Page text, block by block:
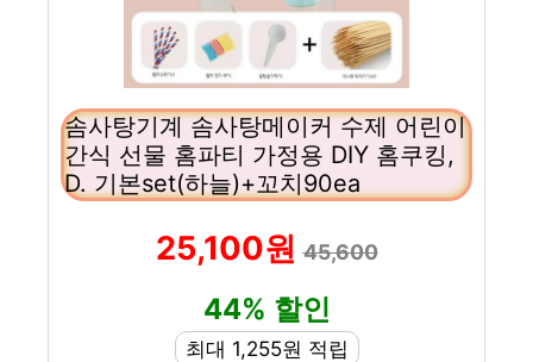
솜사탕기계 솜사탕메이커 수제 어린이
간식 선물 홈파티 가정용 DIY 홈쿠킹,
D. 기본set(하늘)+꼬치90ea
25,100원45,600
44% 할인
최대 1,255원 적립